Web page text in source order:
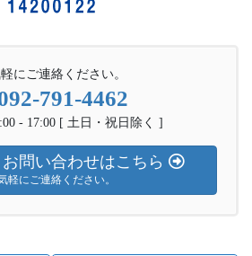
にご連絡ください。
791-4462
- 17:00 [ 土日・祝日除く ]
問い合わせはこちら
軽にご連絡ください。